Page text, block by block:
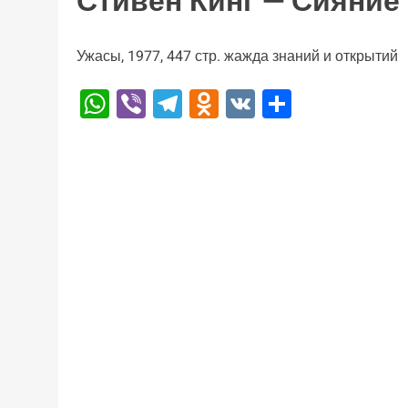
Ужасы, 1977, 447 стр. жажда знаний и открытий
WhatsApp
ViberTelegram
Odnoklassniki
VK